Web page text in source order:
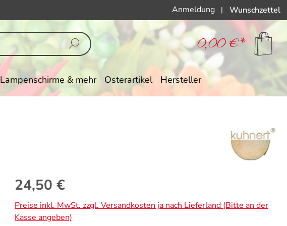
Anmeldung | Wunschzettel
0,00 €*
Lampenschirme & mehr Osterartikel Hersteller
Regulärer Preis:
24,50 €
Preise inkl. MwSt. zzgl. Versandkosten ja nach Lieferland (Bitte an der
Kasse angeben)